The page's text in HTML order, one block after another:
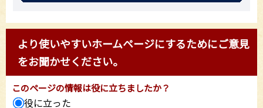
より使いやすいホームページにするためにご意見
をお聞かせください。
このページの情報は役に立ちましたか？
役に立った